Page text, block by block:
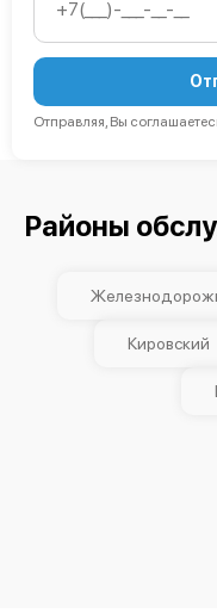
Отправляя, Вы
Районы
Кировский